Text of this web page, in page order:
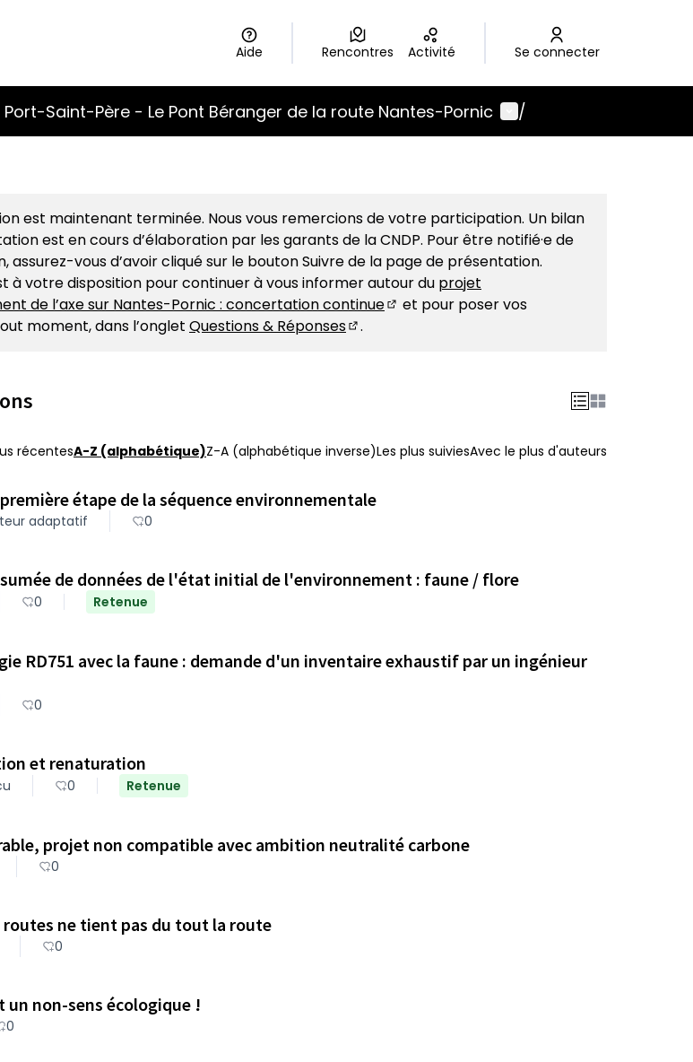
Aide Rencontres Activité Se connecter
Saint-Père - Le Pont Béranger de la route Nantes-Pornic Menu utilisateur
/
est maintenant terminée. Nous vous remercions de votre participation. Un bilan
est en cours d’élaboration par les garants de la CNDP. Pour être notifié·e de
assurez-vous d’avoir cliqué sur le bouton Suivre de la page de présentation.
à votre disposition pour continuer à vous informer autour du projet
de l’axe sur Nantes-Pornic : concertation continue
(S'ouvre dans un nouvel onglet)
et pour poser vos
moment, dans l’onglet Questions & Réponses .
récentesA-Z (alphabétique)Z-A (alphabétique inverse)Les plus suiviesAvec le plus d'auteurs
étape de la séquence environnementale
adaptatif 0
de données de l'état initial de l'environnement : faune / flore
0 Retenue
RD751 avec la faune : demande d'un inventaire exhaustif par un ingénieur
0
et renaturation
0 Retenue
projet non compatible avec ambition neutralité carbone
0
routes ne tient pas du tout la route
0
un non-sens écologique !
0